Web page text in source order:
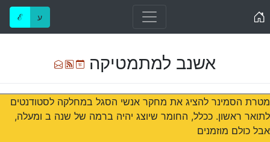
ℰ ע
אשנב למתמטיקה Ical
מטרת הסמינר להציג את מחקר אנשי הסגל במחלקה לסטודנטים
לתואר ראשון. ככלל, החומר שיוצג יהיה ברמה של שנה ב ומעלה,
אבל כולם מוזמנים